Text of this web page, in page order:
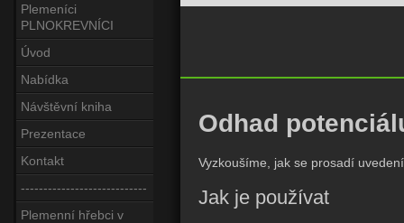
Plemeníci
PLNOKREVNÍCI
Úvod
Nabídka
Návštěvní kniha
Prezentace
Kontakt
----------------------------
Plemenní hřebci v
Odhad
Vyzkoušíme, jak se prosadí
Jak je používat